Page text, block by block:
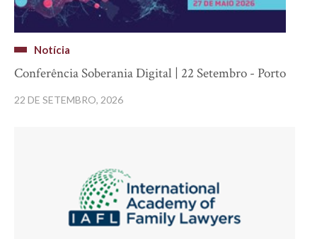
Notícia
Conferência Soberania Digital | 22 Setembro - Porto
22 DE SETEMBRO, 2026